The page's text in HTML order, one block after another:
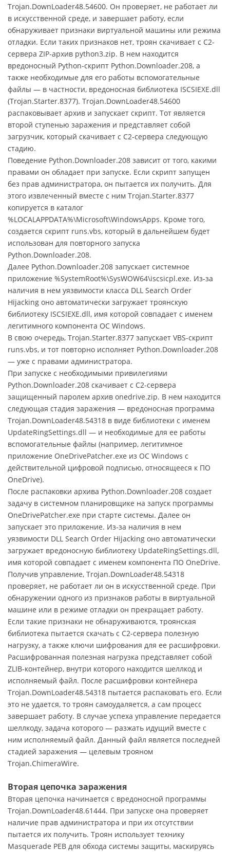
Trojan.DownLoader48.54600. Он проверяет, не работает ли
в искусственной среде, и завершает работу, если
обнаруживает признаки виртуальной машины или режима
отладки. Если таких признаков нет, троян скачивает с C2-
сервера ZIP-архив python3.zip. В нем находится
вредоносный Python-скрипт Python.Downloader.208, а
также необходимые для его работы вспомогательные
файлы — в частности, вредоносная библиотека ISCSIEXE.dll
(Trojan.Starter.8377). Trojan.DownLoader48.54600
распаковывает архив и запускает скрипт. Тот является
второй ступенью заражения и представляет собой
загрузчик, который скачивает с C2-сервера следующую
стадию.
Поведение Python.Downloader.208 зависит от того, какими
правами он обладает при запуске. Если скрипт запущен
без прав администратора, он пытается их получить. Для
этого извлеченный вместе с ним Trojan.Starter.8377
копируется в каталог
%LOCALAPPDATA%\Microsoft\WindowsApps. Кроме того,
создается скрипт runs.vbs, который в дальнейшем будет
использован для повторного запуска
Python.Downloader.208.
Далее Python.Downloader.208 запускает системное
приложение %SystemRoot%\SysWOW64\iscsicpl.exe. Из-за
наличия в нем уязвимости класса DLL Search Order
Hijacking оно автоматически загружает троянскую
библиотеку ISCSIEXE.dll, имя которой совпадает с именем
легитимного компонента ОС Windows.
В свою очередь, Trojan.Starter.8377 запускает VBS-скрипт
runs.vbs, и тот повторно исполняет Python.Downloader.208
— уже с правами администратора.
При запуске с необходимыми привилегиями
Python.Downloader.208 скачивает с C2-сервера
защищенный паролем архив onedrive.zip. В нем находится
следующая стадия заражения — вредоносная программа
Trojan.DownLoader48.54318 в виде библиотеки с именем
UpdateRingSettings.dll — и необходимые для ее работы
вспомогательные файлы (например, легитимное
приложение OneDrivePatcher.exe из ОС Windows с
действительной цифровой подписью, относящееся к ПО
OneDrive).
После распаковки архива Python.Downloader.208 создает
задачу в системном планировщике на запуск программы
OneDrivePatcher.exe при старте системы. Далее он
запускает это приложение. Из-за наличия в нем
уязвимости DLL Search Order Hijacking оно автоматически
загружает вредоносную библиотеку UpdateRingSettings.dll,
имя которой совпадает с именем компонента ПО OneDrive.
Получив управление, Trojan.DownLoader48.54318
проверяет, не работает ли он в искусственной среде. При
обнаружении одного из признаков работы в виртуальной
машине или в режиме отладки он прекращает работу.
Если такие признаки не обнаруживаются, троянская
библиотека пытается скачать с C2-сервера полезную
нагрузку, а также ключи шифрования для ее расшифровки.
Расшифрованная полезная нагрузка представляет собой
ZLIB-контейнер, внутри которого находится шеллкод и
исполняемый файл. После расшифровки контейнера
Trojan.DownLoader48.54318 пытается распаковать его. Если
это не удается, то троян самоудаляется, а сам процесс
завершает работу. В случае успеха управление передается
шеллкоду, задача которого — разжать идущий вместе с
ним исполняемый файл. Данный файл является последней
стадией заражения — целевым трояном
Trojan.ChimeraWire.
Вторая цепочка заражения
Вторая цепочка начинается с вредоносной программы
Trojan.DownLoader48.61444. При запуске она проверяет
наличие прав администратора и при их отсутствии
пытается их получить. Троян использует технику
Masquerade PEB для обхода системы защиты, маскируясь